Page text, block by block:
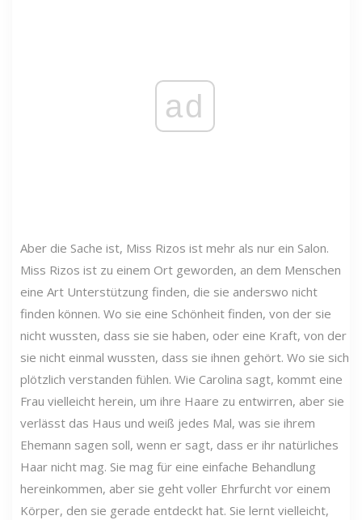
ad
Aber die Sache ist, Miss Rizos ist mehr als nur ein Salon.
Miss Rizos ist zu einem Ort geworden, an dem Menschen
eine Art Unterstützung finden, die sie anderswo nicht
finden können. Wo sie eine Schönheit finden, von der sie
nicht wussten, dass sie sie haben, oder eine Kraft, von der
sie nicht einmal wussten, dass sie ihnen gehört. Wo sie sich
plötzlich verstanden fühlen. Wie Carolina sagt, kommt eine
Frau vielleicht herein, um ihre Haare zu entwirren, aber sie
verlässt das Haus und weiß jedes Mal, was sie ihrem
Ehemann sagen soll, wenn er sagt, dass er ihr natürliches
Haar nicht mag. Sie mag für eine einfache Behandlung
hereinkommen, aber sie geht voller Ehrfurcht vor einem
Körper, den sie gerade entdeckt hat. Sie lernt vielleicht,